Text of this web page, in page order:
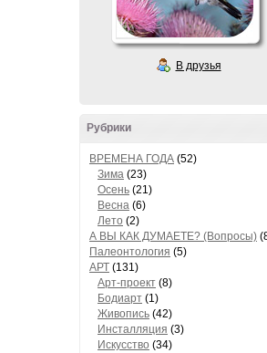
В друзья
Рубрики
ВРЕМЕНА ГОДА (52)
Зима (23)
Осень (21)
Весна (6)
Лето (2)
А ВЫ КАК ДУМАЕТЕ? (Вопросы)
Палеонтология (5)
АРТ (131)
Арт-проект (8)
Бодиарт (1)
Живопись (42)
Инсталляция (3)
Искусство (34)